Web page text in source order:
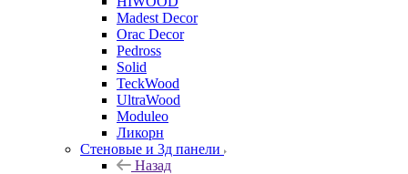
Madest Decor
Orac Decor
Pedross
Solid
TeckWood
UltraWood
Moduleo
Ликорн
Стеновые и 3д панели
Назад